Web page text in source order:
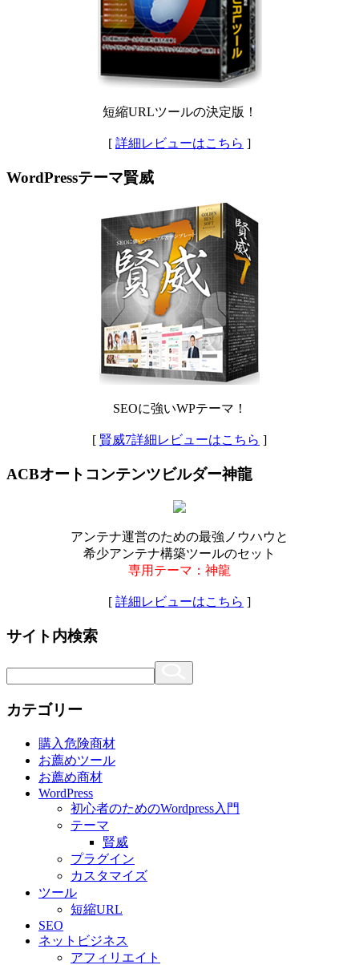
短縮URLツールの決定版！
[ 詳細レビューはこちら ]
WordPressテーマ賢威
SEOに強いWPテーマ！
[ 賢威7詳細レビューはこちら ]
ACBオートコンテンツビルダー神龍
アンテナ運営のための最強ノウハウと
希少アンテナ構築ツールのセット
専用テーマ：神龍
[ 詳細レビューはこちら ]
サイト内検索
カテゴリー
購入危険商材
お薦めツール
お薦め商材
WordPress
初心者のためのWordpress入門
テーマ
賢威
プラグイン
カスタマイズ
ツール
短縮URL
SEO
ネットビジネス
アフィリエイト